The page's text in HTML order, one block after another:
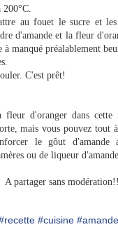
au fouet le sucre et
d'amande et la fleur
à manqué préalablement
C'est prêt!
fleur d'oranger dans cette
mais vous pouvez tout
le gôut d'amande
ou de liqueur
A partager sans
#cuisine #amande